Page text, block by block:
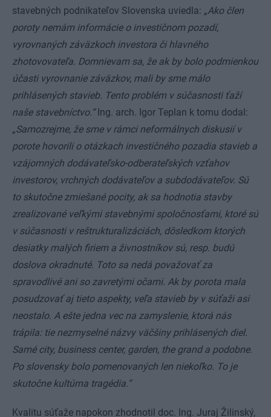
stavebných podnikateľov Slovenska uviedla: „Ako člen
poroty nemám informácie o investičnom pozadí,
vyrovnaných záväzkoch investora či hlavného
zhotovovateľa. Domnievam sa, že ak by bolo podmienkou
účasti vyrovnanie záväzkov, mali by sme málo
prihlásených stavieb. Tento problém v súčasnosti ťaží
naše stavebníctvo.“Ing. arch. Igor Teplan k tomu dodal:
„Samozrejme, že sme v rámci neformálnych diskusií v
porote hovorili o otázkach investičného pozadia stavieb a
vzájomných dodávateľsko-odberateľských vzťahov
investorov, vrchných dodávateľov a subdodávateľov. Sú
to skutočne zmiešané pocity, ak sa hodnotia stavby
zrealizované veľkými stavebnými spoločnosťami, ktoré sú
v súčasnosti v reštrukturalizáciách, dôsledkom ktorých
desiatky malých firiem a živnostníkov sú, resp. budú
doslova okradnuté. Toto sa nedá považovať za
spravodlivé ani so zavretými očami. Ak by porota mala
posudzovať aj tieto aspekty, veľa stavieb by v súťaži asi
neostalo. A ešte jedna vec na zamyslenie, ktorá nás
trápila: tie nezmyselné názvy väčšiny prihlásených diel.
Samé city, business center, garden, the grand a podobne.
Po slovensky bolo pomenovaných len niekoľko. To je
skutočne kultúrna tragédia.“
Kvalitu súťaže napokon zhodnotil doc. Ing. Juraj Žilinský,